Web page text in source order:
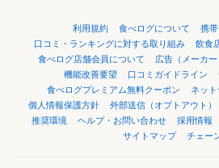
利用規約 食べログについて
携
口コミ・ランキングに対する取り組み
飲食
食べログ店舗会員について
広告（メーカ
機能改善要望
口コミガイドライン
食べログプレミアム無料クーポン
ネット
個人情報保護方針
外部送信（オプトアウト）
推奨環境
ヘルプ・お問い合わせ 採用情報
サイトマップ
チェー